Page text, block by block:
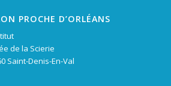
PROCHE D’ORLÉANS
de la Scierie
Saint-Denis-En-Val